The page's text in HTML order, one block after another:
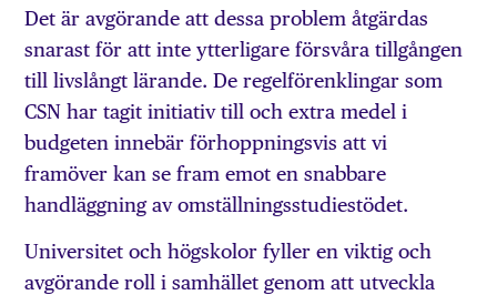
Det är avgörande att dessa problem åtgärdas
snarast för att inte ytterligare försvåra tillgången
till livslångt lärande. De regelförenklingar som
CSN har tagit initiativ till och extra medel i
budgeten innebär förhoppningsvis att vi
framöver kan se fram emot en snabbare
handläggning av omställningsstudiestödet.
Universitet och högskolor fyller en viktig och
avgörande roll i samhället genom att utveckla